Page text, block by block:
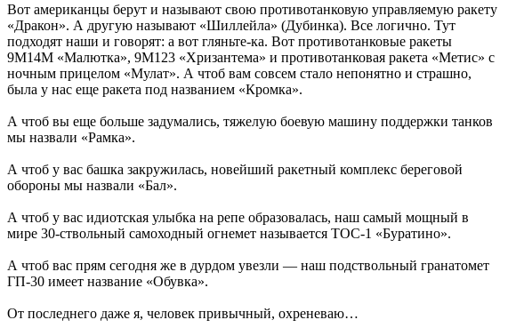
Вот американцы берут и называют свою противотанковую управляемую ракету
«Дракон». А другую называют «Шиллейла» (Дубинка). Все логично. Тут
подходят наши и говорят: а вот гляньте-ка. Вот противотанковые ракеты
9М14М «Малютка», 9М123 «Хризантема» и противотанковая ракета «Метис» с
ночным прицелом «Мулат». А чтоб вам совсем стало непонятно и страшно,
была у нас еще ракета под названием «Кромка».
А чтоб вы еще больше задумались, тяжелую боевую машину поддержки танков
мы назвали «Рамка».
А чтоб у вас башка закружилась, новейший ракетный комплекс береговой
обороны мы назвали «Бал».
А чтоб у вас идиотская улыбка на репе образовалась, наш самый мощный в
мире 30-ствольный самоходный огнемет называется ТОС-1 «Буратино».
А чтоб вас прям сегодня же в дурдом увезли — наш подствольный гранатомет
ГП-30 имеет название «Обувка».
От последнего даже я, человек привычный, охреневаю…